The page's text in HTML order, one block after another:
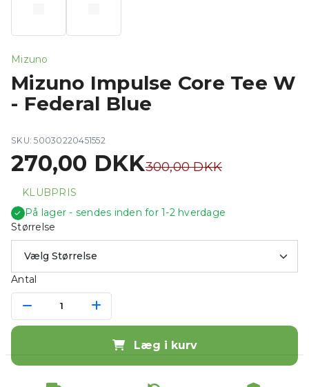
Mizuno
Mizuno Impulse Core Tee W
- Federal Blue
SKU: 50030220451552
270,00 DKK300,00 DKK
KLUBPRIS
✓ På lager - sendes inden for 1-2 hverdage
Størrelse
Antal
Læg i kurv